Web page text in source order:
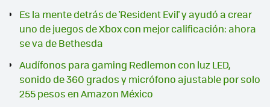
Es la mente detrás de 'Resident Evil' y ayudó a crear
uno de juegos de Xbox con mejor calificación: ahora
se va de Bethesda
Audífonos para gaming Redlemon con luz LED,
sonido de 360 grados y micrófono ajustable por solo
255 pesos en Amazon México